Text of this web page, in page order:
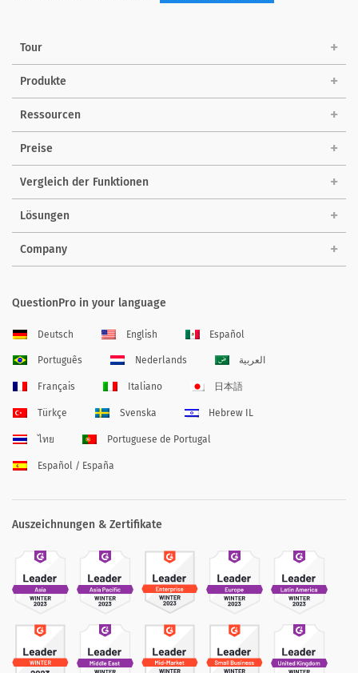
Tour
Produkte
Ressourcen
Preise
Vergleich der Funktionen
Lösungen
Company
QuestionPro in your language
Deutsch English Español
Português Nederlands العربية
Français Italiano 日本語
Türkçe Svenska Hebrew IL
ไทย Portuguese de Portugal
Español / España
Auszeichnungen & Zertifikate